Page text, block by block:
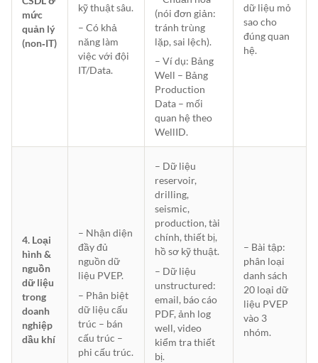
mức
quản lý
(non‑IT)
kỹ thuật sâu.
– Có khả
năng làm
việc với đội
IT/Data.
(nói đơn giản:
tránh trùng
lặp, sai lệch).
– Ví dụ: Bảng
Well – Bảng
Production
Data – mối
quan hệ theo
WellID.
dữ liệu mỏ
sao cho
đúng quan
hệ.
4. Loại
hình &
nguồn
dữ liệu
trong
doanh
nghiệp
dầu khí
– Nhận diện
đầy đủ
nguồn dữ
liệu PVEP.
– Phân biệt
dữ liệu cấu
trúc – bán
cấu trúc –
phi cấu trúc.
– Dữ liệu
reservoir,
drilling,
seismic,
production, tài
chính, thiết bị,
hồ sơ kỹ thuật.
– Dữ liệu
unstructured:
email, báo cáo
PDF, ảnh log
well, video
kiểm tra thiết
bị.
– Bài tập:
phân loại
danh sách
20 loại dữ
liệu PVEP
vào 3
nhóm.